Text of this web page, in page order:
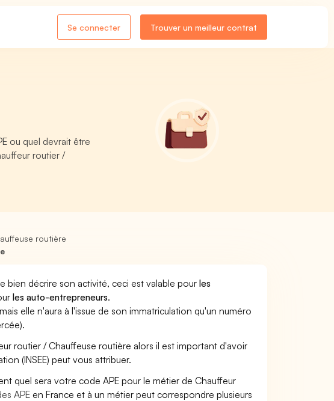
Se connecter Trouver un meilleur contrat
ou quel devrait être
routier /
routière
bien décrire son activité, ceci est valable pourles
les auto-entrepreneurs.
elle n'aura à l'issue de son immatriculation qu'un numéro
routier / Chauffeuse routière alors il est important d'avoir
(INSEE) peut vous attribuer.
quel sera votre code APE pour le métier de Chauffeur
APEen France et à un métier peut correspondre plusieurs